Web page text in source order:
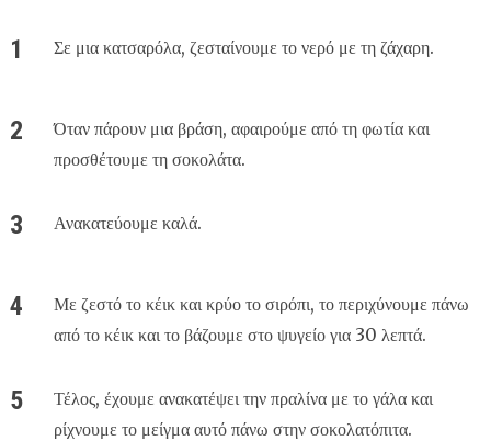
Σε μια κατσαρόλα, ζεσταίνουμε το νερό με τη ζάχαρη.
Όταν πάρουν μια βράση, αφαιρούμε από τη φωτία και
προσθέτουμε τη σοκολάτα.
Ανακατεύουμε καλά.
Με ζεστό το κέικ και κρύο το σιρόπι, το περιχύνουμε πάνω
από το κέικ και το βάζουμε στο ψυγείο για 30 λεπτά.
Τέλος, έχουμε ανακατέψει την πραλίνα με το γάλα και
ρίχνουμε το μείγμα αυτό πάνω στην σοκολατόπιτα.